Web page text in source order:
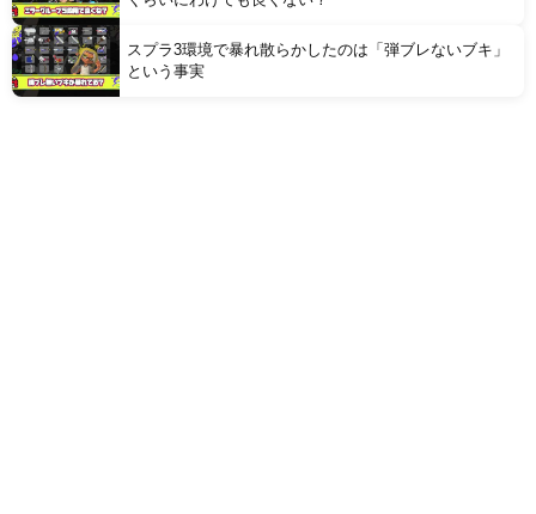
スプラ3環境で暴れ散らかしたのは「弾ブレないブキ」
という事実